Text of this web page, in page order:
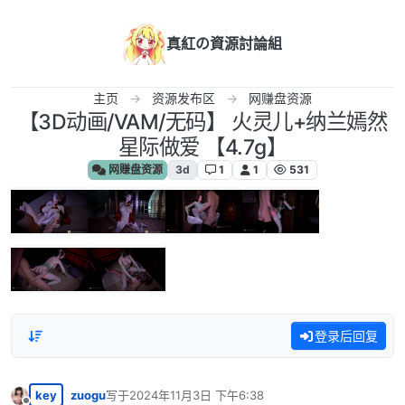
真紅の資源討論組
主页 资源发布区 网赚盘资源
【3D动画/VAM/无码】 火灵儿+纳兰嫣然
星际做爱 【4.7g】
网赚盘资源 3d 1 1 531
登录后回复
key zuogu写于2024年11月3日 下午6:38